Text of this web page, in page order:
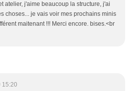
atelier, j'aime beaucoup la structure, j'ai
choses... je vais voir mes prochains minis
maitenant !!! Merci encore. bises.<br
15:20